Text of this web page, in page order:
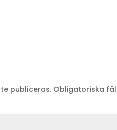
publiceras. Obligatoriska